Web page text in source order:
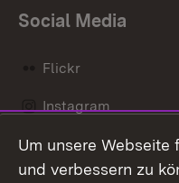
Social Media
Flickr
Instagram
Social Wall
Um unsere
und verbessern zu